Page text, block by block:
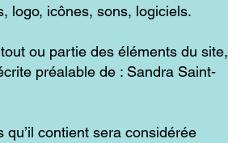
logo, icônes, sons, logiciels.
ou partie des éléments du site,
préalable de : Sandra Saint-
contient sera considérée